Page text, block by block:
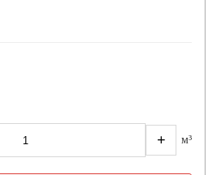
+ м³